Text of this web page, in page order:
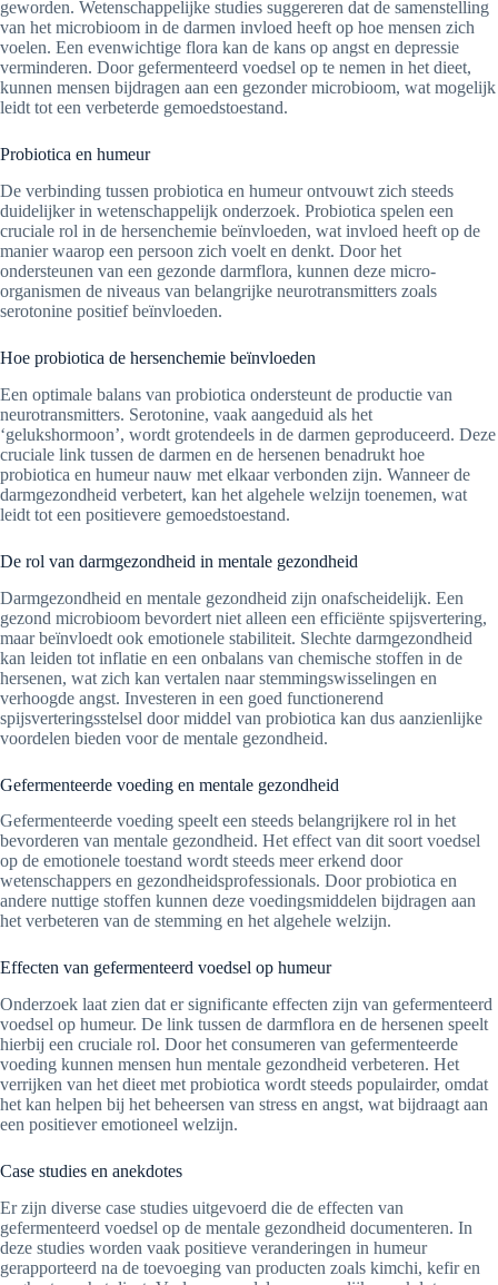
geworden. Wetenschappelijke studies suggereren dat de samenstelling
van het microbioom in de darmen invloed heeft op hoe mensen zich
voelen. Een evenwichtige flora kan de kans op angst en depressie
verminderen. Door gefermenteerd voedsel op te nemen in het dieet,
kunnen mensen bijdragen aan een gezonder microbioom, wat mogelijk
leidt tot een verbeterde gemoedstoestand.
Probiotica en humeur
De verbinding tussen probiotica en humeur ontvouwt zich steeds
duidelijker in wetenschappelijk onderzoek. Probiotica spelen een
cruciale rol in de hersenchemie beïnvloeden, wat invloed heeft op de
manier waarop een persoon zich voelt en denkt. Door het
ondersteunen van een gezonde darmflora, kunnen deze micro-
organismen de niveaus van belangrijke neurotransmitters zoals
serotonine positief beïnvloeden.
Hoe probiotica de hersenchemie beïnvloeden
Een optimale balans van probiotica ondersteunt de productie van
neurotransmitters. Serotonine, vaak aangeduid als het
‘gelukshormoon’, wordt grotendeels in de darmen geproduceerd. Deze
cruciale link tussen de darmen en de hersenen benadrukt hoe
probiotica en humeur nauw met elkaar verbonden zijn. Wanneer de
darmgezondheid verbetert, kan het algehele welzijn toenemen, wat
leidt tot een positievere gemoedstoestand.
De rol van darmgezondheid in mentale gezondheid
Darmgezondheid en mentale gezondheid zijn onafscheidelijk. Een
gezond microbioom bevordert niet alleen een efficiënte spijsvertering,
maar beïnvloedt ook emotionele stabiliteit. Slechte darmgezondheid
kan leiden tot inflatie en een onbalans van chemische stoffen in de
hersenen, wat zich kan vertalen naar stemmingswisselingen en
verhoogde angst. Investeren in een goed functionerend
spijsverteringsstelsel door middel van probiotica kan dus aanzienlijke
voordelen bieden voor de mentale gezondheid.
Gefermenteerde voeding en mentale gezondheid
Gefermenteerde voeding speelt een steeds belangrijkere rol in het
bevorderen van mentale gezondheid. Het effect van dit soort voedsel
op de emotionele toestand wordt steeds meer erkend door
wetenschappers en gezondheidsprofessionals. Door probiotica en
andere nuttige stoffen kunnen deze voedingsmiddelen bijdragen aan
het verbeteren van de stemming en het algehele welzijn.
Effecten van gefermenteerd voedsel op humeur
Onderzoek laat zien dat er significante effecten zijn van gefermenteerd
voedsel op humeur. De link tussen de darmflora en de hersenen speelt
hierbij een cruciale rol. Door het consumeren van gefermenteerde
voeding kunnen mensen hun mentale gezondheid verbeteren. Het
verrijken van het dieet met probiotica wordt steeds populairder, omdat
het kan helpen bij het beheersen van stress en angst, wat bijdraagt aan
een positiever emotioneel welzijn.
Case studies en anekdotes
Er zijn diverse case studies uitgevoerd die de effecten van
gefermenteerd voedsel op de mentale gezondheid documenteren. In
deze studies worden vaak positieve veranderingen in humeur
gerapporteerd na de toevoeging van producten zoals kimchi, kefir en